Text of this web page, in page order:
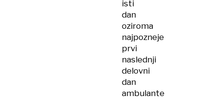
isti
dan
oziroma
najpozneje
prvi
naslednji
delovni
dan
ambulante